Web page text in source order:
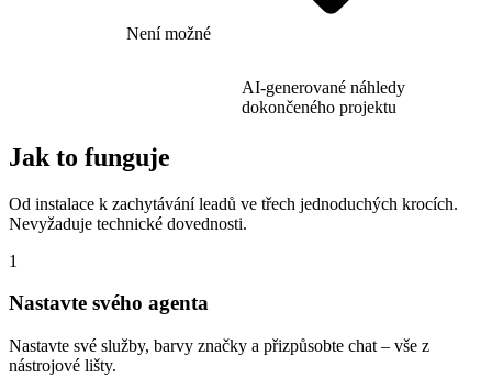
Není možné
AI-generované náhledy
dokončeného projektu
Jak to funguje
Od instalace k zachytávání leadů ve třech jednoduchých krocích.
Nevyžaduje technické dovednosti.
1
Nastavte svého agenta
Nastavte své služby, barvy značky a přizpůsobte chat – vše z
nástrojové lišty.